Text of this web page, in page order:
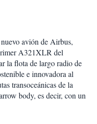
avión de Airbus,
A321XLR del
la flota de largo radio de
e innovadora al
transoceánicas de la
body, es decir, con un